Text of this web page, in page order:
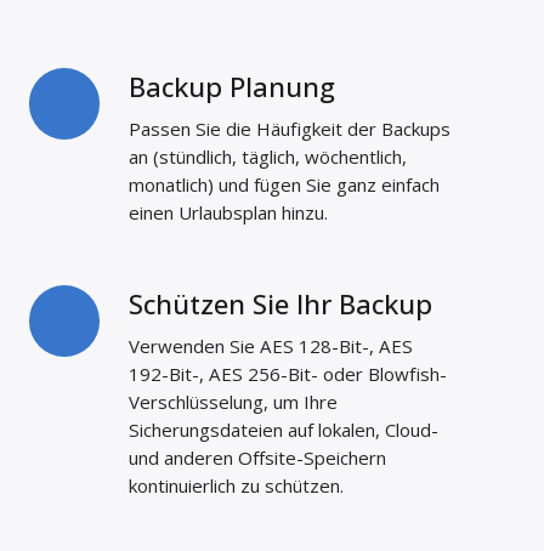
Backup Planung
Passen Sie die Häufigkeit der Backups
an (stündlich, täglich, wöchentlich,
monatlich) und fügen Sie ganz einfach
einen Urlaubsplan hinzu.
Backup
Planung
Schützen Sie Ihr Backup
Verwenden Sie AES 128-Bit-, AES
192-Bit-, AES 256-Bit- oder Blowfish-
Verschlüsselung, um Ihre
Sicherungsdateien auf lokalen, Cloud-
und anderen Offsite-Speichern
kontinuierlich zu schützen.
Schützen
Sie
Ihr